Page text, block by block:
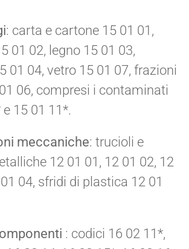
: carta e cartone 15 01 01,
01 02, legno 15 01 03,
01 04, vetro 15 01 07, frazioni
06, compresi i contaminati
15 01 11*.
meccaniche: trucioli e
12 01 01, 12 01 02, 12
04, sfridi di plastica 12 01
: codici 16 02 11*,